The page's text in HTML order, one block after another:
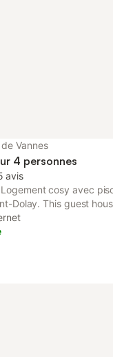
Vannes
4 personnes
avis
cosy avec
Dolay. This guest
facilities, free WiFi